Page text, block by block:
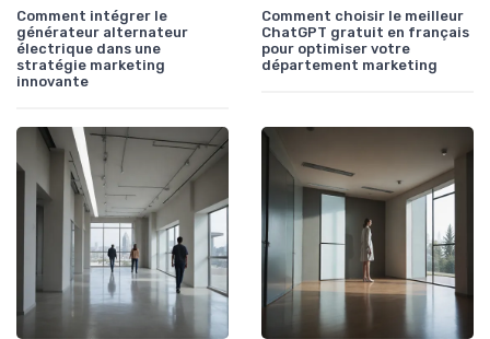
Comment intégrer le
générateur alternateur
électrique dans une
stratégie marketing
innovante
Comment choisir le meilleur
ChatGPT gratuit en français
pour optimiser votre
département marketing